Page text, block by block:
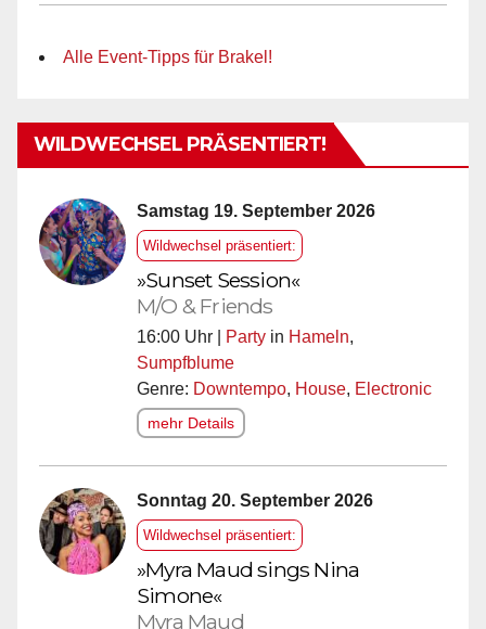
Alle Event-Tipps für Brakel!
WILDWECHSEL PRÄSENTIERT!
Samstag 19. September 2026
Wildwechsel präsentiert:
»Sunset Session«
M/O & Friends
16:00 Uhr | Party in Hameln,
Sumpfblume
Genre: Downtempo, House, Electronic
mehr Details
Sonntag 20. September 2026
Wildwechsel präsentiert:
»Myra Maud sings Nina
Simone«
Myra Maud